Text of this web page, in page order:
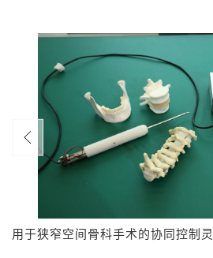
用于狭窄空间骨科手术的协同控制